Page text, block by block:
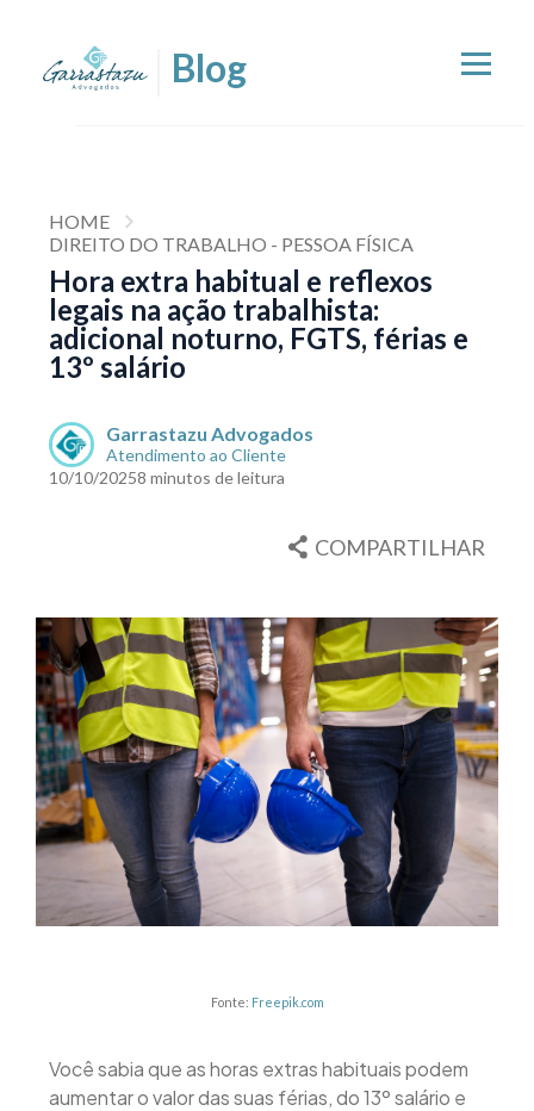
HOME
DIREITO DO TRABALHO - PESSOA FÍSICA
Hora extra habitual e reflexos
legais na ação trabalhista:
adicional noturno, FGTS, férias e
13º salário
Garrastazu Advogados
Atendimento ao Cliente
10/10/20258 minutos de leitura
COMPARTILHAR
Fonte: Freepik.com
Você sabia que as horas extras habituais podem
aumentar o valor das suas férias, do 13º salário e